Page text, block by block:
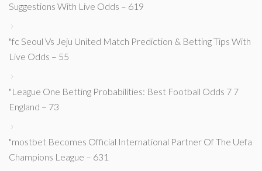
Suggestions With Live Odds – 619
"fc Seoul Vs Jeju United Match Prediction & Betting Tips With
Live Odds – 55
"League One Betting Probabilities: Best Football Odds 7 7
England – 73
"mostbet Becomes Official International Partner Of The Uefa
Champions League – 631